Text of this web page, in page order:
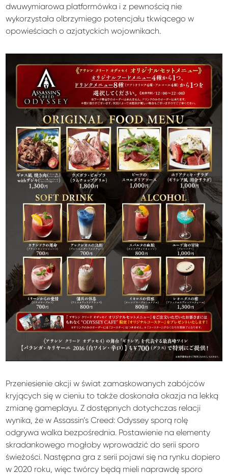
dwuwymiarowa platformówka i z pewnością nie
wykorzystała olbrzymiego potencjału tkwiącego w
opowieściach o azjatyckich wojownikach.
Przeniesienie akcji w świat zamaskowanych zabójców
kryjących się w cieniu to także doskonała okazja na lekką
zmianę gameplayu. Z dostępnych dotychczas relacji
wynika, że w Assassin’s Creed: Odyssey sporą rolę
odgrywa walka bezpośrednia. Postawienie na elementy
skradankowego mogłoby wprowadzić do serii sporo
świeżości. Następna gra z serii pojawi się na rynku dopiero
w 2020 roku, więc twórcy będą mieli naprawdę sporo